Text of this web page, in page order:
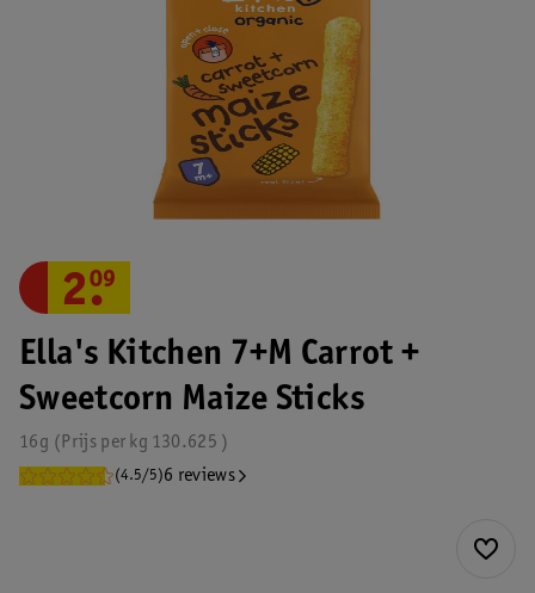
Ella's Kitchen 7+M Carrot +
Sweetcorn Maize Sticks
16g 130.625
Prijs per kg
(4.5/5)6 reviews
2.
09